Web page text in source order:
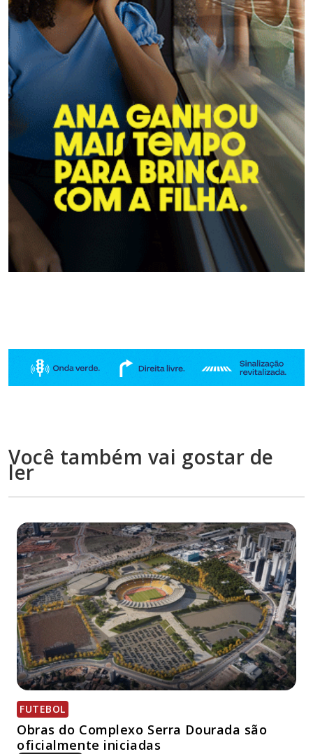
Você também vai gostar de
ler
FUTEBOL
Obras do Complexo Serra Dourada são
oficialmente iniciadas